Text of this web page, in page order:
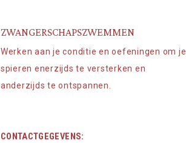
ZWANGERSCHAPSZWEMMEN
Werken aan je conditie en oefeningen om je
spieren enerzijds te versterken en
anderzijds te ontspannen.
CONTACTGEGEVENS: